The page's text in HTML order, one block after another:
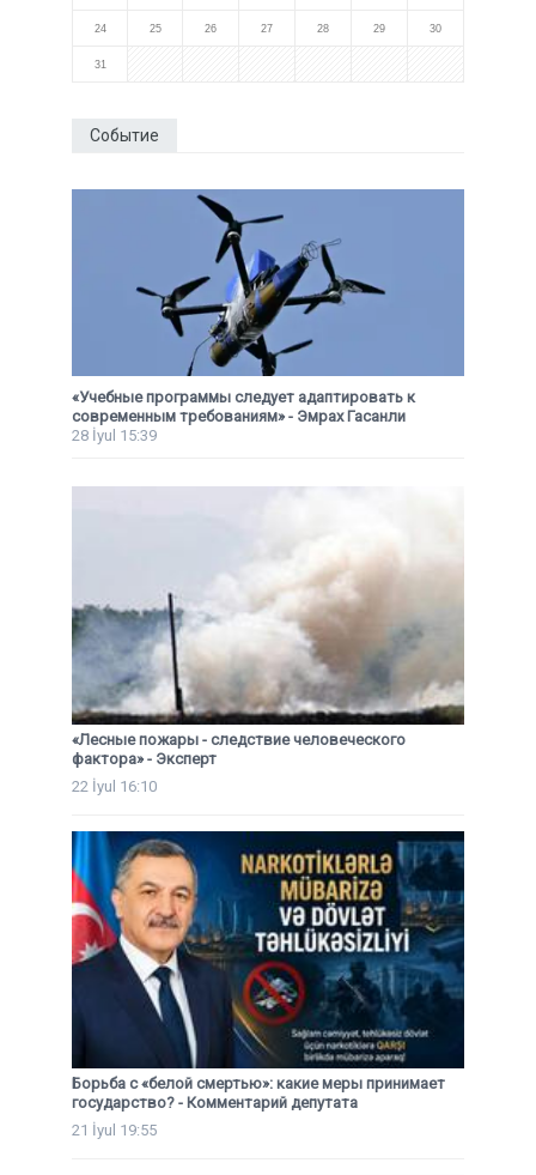
24 25 26 27 28 29 30
31
Событие
«Учебные программы следует адаптировать к
современным требованиям» - Эмрах Гасанли
28 İyul 15:39
«Лесные пожары - следствие человеческого
фактора» - Эксперт
22 İyul 16:10
Борьба с «белой смертью»: какие меры принимает
государство? - Комментарий депутата
21 İyul 19:55